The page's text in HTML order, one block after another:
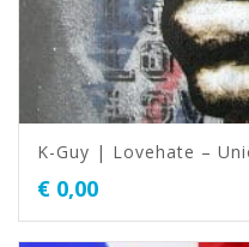
K-Guy | Lovehate –
€ 0,00